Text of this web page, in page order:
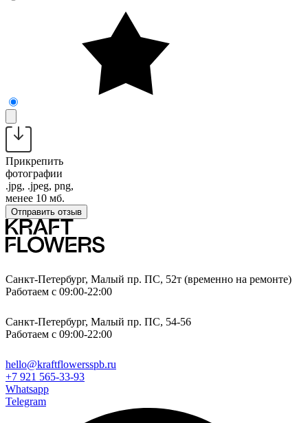
Прикрепить
фотографии
.jpg, .jpeg, png,
менее 10 мб.
Отправить отзыв
Санкт-Петербург, Малый пр. ПС, 52т (временно на ремонте)
Работаем с 09:00-22:00
Санкт-Петербург, Малый пр. ПС, 54-56
Работаем с 09:00-22:00
hello@kraftflowersspb.ru
+7 921 565-33-93
Whatsapp
Telegram